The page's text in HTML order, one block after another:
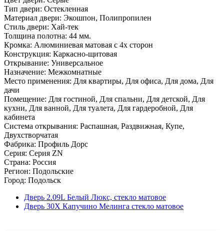
Тип двери: Остекленная
Материал двери: Экошпон, Полипропилен
Стиль двери: Хай-тек
Толщина полотна: 44 мм.
Кромка: Алюминиевая матовая с 4х сторон
Конструкция: Каркасно-щитовая
Открывание: Универсальное
Назначение: Межкомнатные
Место применения: Для квартиры, Для офиса, Для дома, Для
дачи
Помещение: Для гостиной, Для спальни, Для детской, Для
кухни, Для ванной, Для туалета, Для гардеробной, Для
кабинета
Система открывания: Распашная, Раздвижная, Купе,
Двухстворчатая
Фабрика: Профиль Дорс
Серия: Серия ZN
Страна: Россия
Регион: Подольские
Город: Подольск
Дверь 2.09L Белый Люкс, стекло матовое
Дверь 30X Капучино Мелинга стекло матовое